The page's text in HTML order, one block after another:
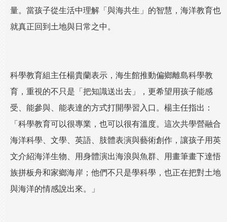
量。當孩子從生活中理解「與海共生」的智慧，海洋教育也
就真正回到土地與日常之中。
科學教育組主任楊貴蘭表示，海生館推動偏鄉離島科學教
育，重視的不只是「把知識送出去」，更希望用孩子能感
受、能參與、能表達的方式打開學習入口。楊主任指出：
「科學教育可以很專業，也可以很有溫度。這次共學營融合
海洋科學、文學、英語、肢體表演與藝術創作，讓孩子用英
文介紹海洋生物、用身體演出海浪與魚群、用畫筆畫下達悟
族拼板舟和家鄉海岸；他們不只是學科學，也正在把對土地
與海洋的情感說出來。」